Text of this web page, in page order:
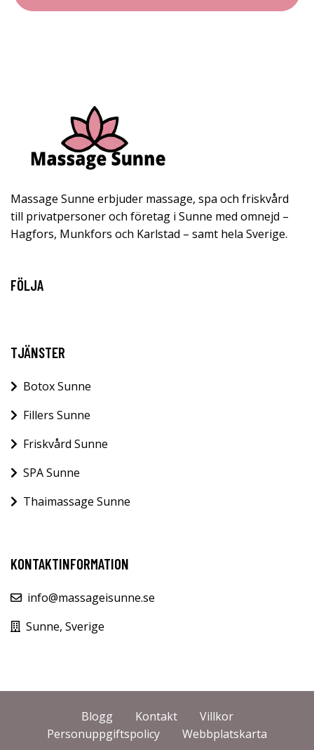
Massage Sunne erbjuder massage, spa och friskvård
till privatpersoner och företag i Sunne med omnejd –
Hagfors, Munkfors och Karlstad – samt hela Sverige.
FÖLJA
TJÄNSTER
Botox Sunne
Fillers Sunne
Friskvård Sunne
SPA Sunne
Thaimassage Sunne
KONTAKTINFORMATION
info@massageisunne.se
Sunne, Sverige
Blogg Kontakt
Villkor
Personuppgiftspolicy
Webbplatskarta